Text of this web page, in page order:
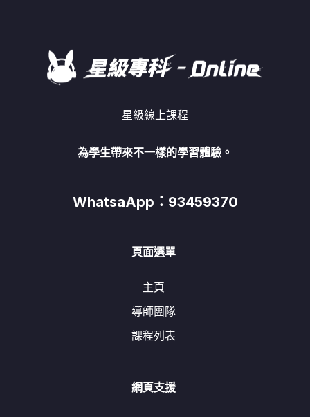
星級線上課程
為學生帶來不一樣的學習體驗。
WhatsaApp：93459370
頁面選單
主頁
導師團隊
課程列表
網頁支援